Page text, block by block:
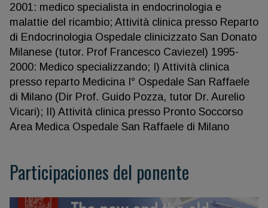
2001: medico specialista in endocrinologia e
malattie del ricambio; Attività clinica presso Reparto
di Endocrinologia Ospedale clinicizzato San Donato
Milanese (tutor. Prof Francesco Caviezel) 1995-
2000: Medico specializzando; I) Attività clinica
presso reparto Medicina I° Ospedale San Raffaele
di Milano (Dir Prof. Guido Pozza, tutor Dr. Aurelio
Vicari); II) Attività clinica presso Pronto Soccorso
Area Medica Ospedale San Raffaele di Milano
Participaciones del ponente